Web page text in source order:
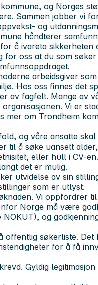
og Norges
Sammen jobber vi
og
håndterer
å ivareta sikkerheten
for oss at du som
arbeidsgiver
Hos oss finnes det
av fagfelt. Mange av
Vi er
mer om Trondheim
og våre ansatte skal
til å søke uansett
eller hull i CV-
det er mulig.
utvidelse av sin
som er utlyst.
Vi oppfordrer
Norge må være
NOKUT), og
offentlig søkerliste. Det
for å få
Gyldig